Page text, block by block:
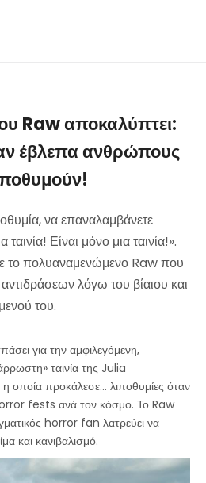
Raw αποκαλύπτει:
έβλεπα ανθρώπους
να επαναλαμβάνετε
Είναι μόνο μια ταινία!».
το πολυαναμενώμενο Raw που
λόγω του βίαιου και
του.
για την αμφιλεγόμενη,
ταινία της Julia
οποία προκάλεσε... λιποθυμίες όταν
fests ανά τον κόσμο. Το Raw
horror fan λατρεύει να
και κανιβαλισμό.